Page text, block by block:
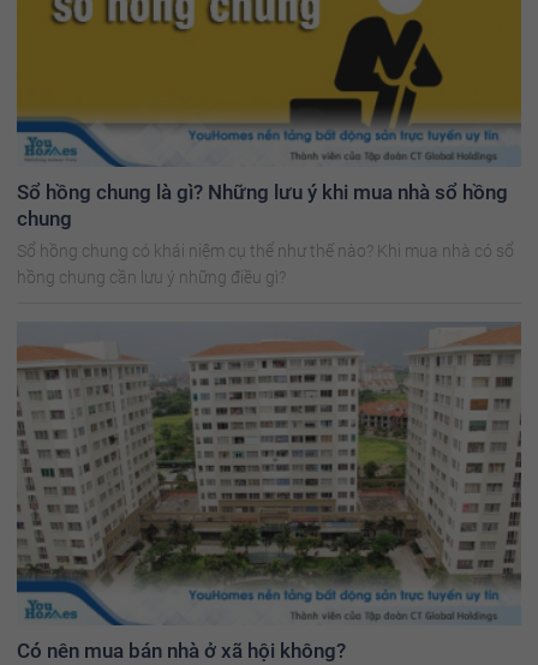
Sổ hồng chung là gì? Những lưu ý khi mua nhà sổ hồng
chung
Sổ hồng chung có khái niệm cụ thể như thế nào? Khi mua nhà có sổ
hồng chung cần lưu ý những điều gì?
Có nên mua bán nhà ở xã hội không?